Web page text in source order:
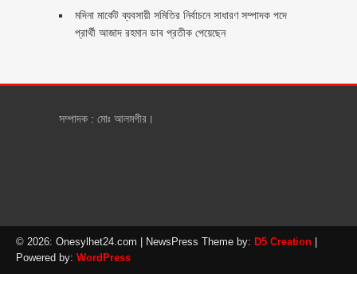
মদিনা মার্কেট ব্যবসায়ী সমিতির নির্বাচনে সাধারণ সম্পাদক পদে
প্রার্থী আজাদ রহমান ডাব প্রতীক পেয়েছেন ‎
সম্পাদক : মোঃ আলমগীর।
© 2026: Onesylhet24.com | NewsPress Theme by: D5 Creation
Powered by: WordPress